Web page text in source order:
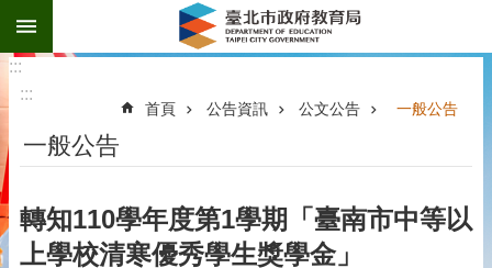
跳到主要內容區塊
:::
:::
首頁 公告資訊 公文公告 一般公告
一般公告
轉知110學年度第1學期「臺南市中等以
上學校清寒優秀學生獎學金」